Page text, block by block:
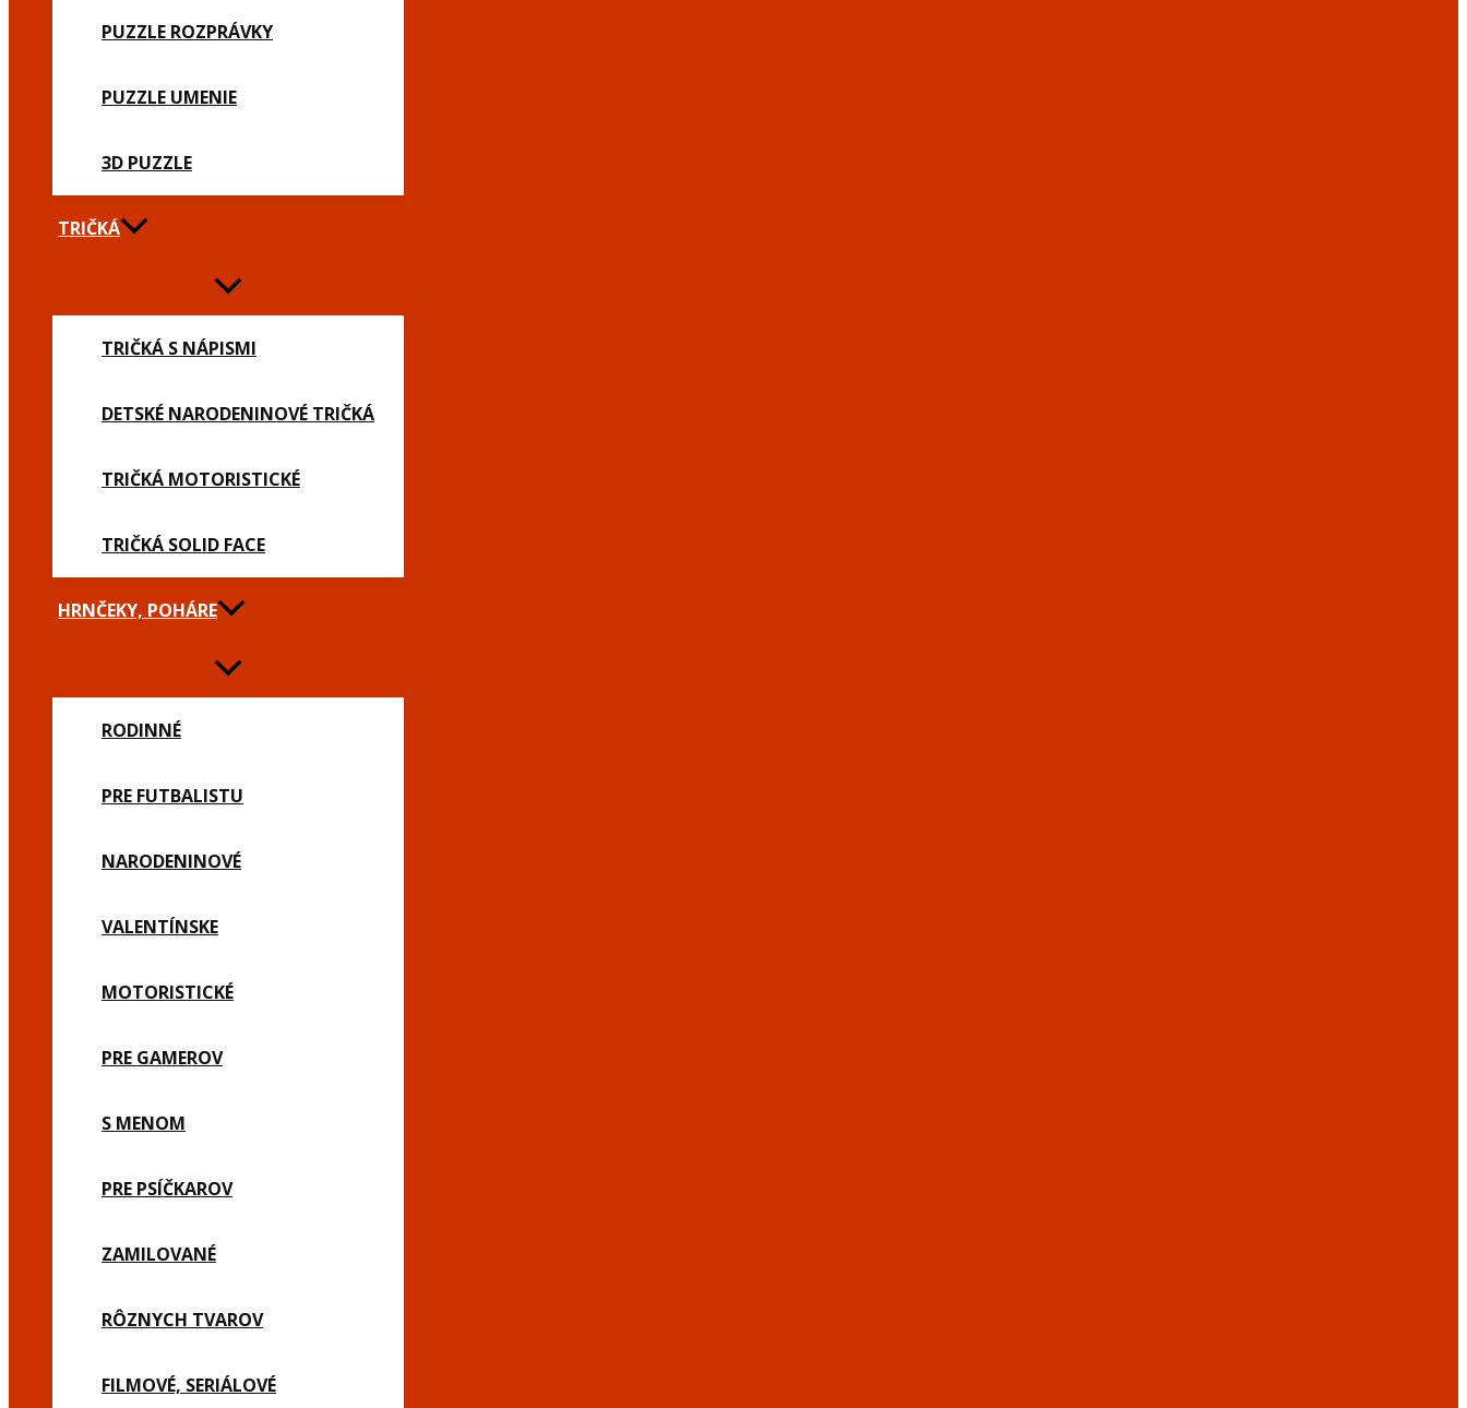
PUZZLE ROZPRÁVKY
PUZZLE UMENIE
3D PUZZLE
TRIČKÁ
TRIČKÁ S NÁPISMI
DETSKÉ NARODENINOVÉ TRIČKÁ
TRIČKÁ MOTORISTICKÉ
TRIČKÁ SOLID FACE
HRNČEKY, POHÁRE
RODINNÉ
PRE FUTBALISTU
NARODENINOVÉ
VALENTÍNSKE
MOTORISTICKÉ
PRE GAMEROV
S MENOM
PRE PSÍČKAROV
ZAMILOVANÉ
RÔZNYCH TVAROV
FILMOVÉ, SERIÁLOVÉ